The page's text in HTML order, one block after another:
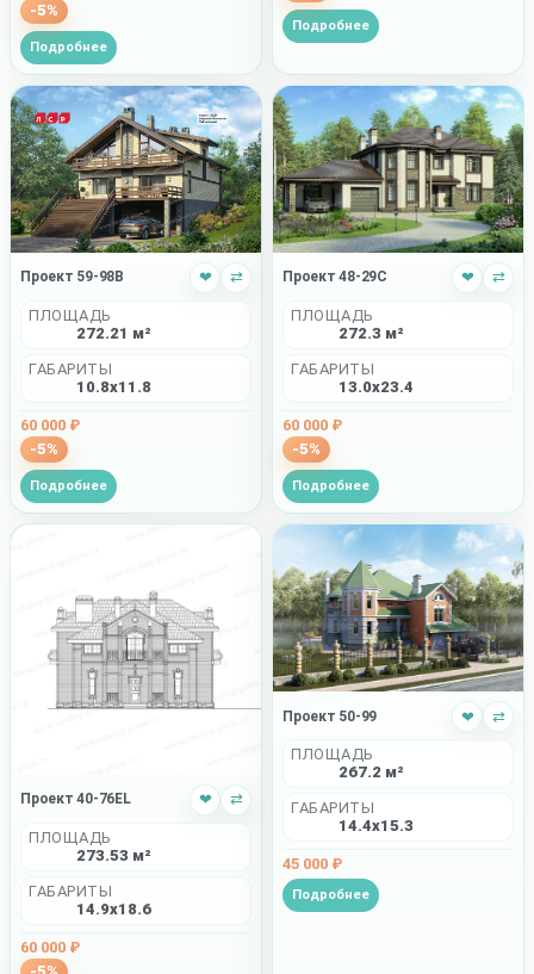
-5%
Подробнее
Подробнее
Проект 59-98B ❤ ⇄
ПЛОЩАДЬ
272.21 м²
ГАБАРИТЫ
10.8x11.8
60 000 ₽
-5%
Подробнее
Проект 48-29C ❤ ⇄
ПЛОЩАДЬ
272.3 м²
ГАБАРИТЫ
13.0x23.4
60 000 ₽
-5%
Подробнее
Проект 40-76EL ❤ ⇄
ПЛОЩАДЬ
273.53 м²
ГАБАРИТЫ
14.9x18.6
60 000 ₽
Проект 50-99 ❤ ⇄
ПЛОЩАДЬ
267.2 м²
ГАБАРИТЫ
14.4x15.3
45 000 ₽
Подробнее